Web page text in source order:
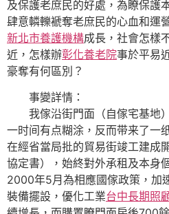
及保護老庶民的好處，為瞭保護
肆意轔轢褫奪老庶民的心血和運
新北市養護機構成長，社會怎樣
近，怎樣辦彰化養老院事於平易
豪奪有何區別？
事變詳情：
我傢沿街門面（自傢宅基地
一时间有点糊涂，反而带来了一
在經省當局批的貿易街竣工建成
協定書），始終對外承租及本身
2000年5月為相應國傢政策，加
裝備擺設，優化工業台中長期照